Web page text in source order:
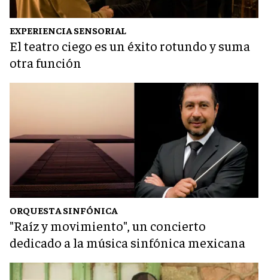
EXPERIENCIA SENSORIAL
El teatro ciego es un éxito rotundo y suma
otra función
ORQUESTA SINFÓNICA
"Raíz y movimiento", un concierto
dedicado a la música sinfónica mexicana